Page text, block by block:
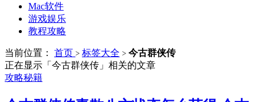
Mac软件
游戏娱乐
教程攻略
当前位置： 首页 > 标签大全 > 今古群侠传
正在显示「今古群侠传」相关的文章
攻略秘籍